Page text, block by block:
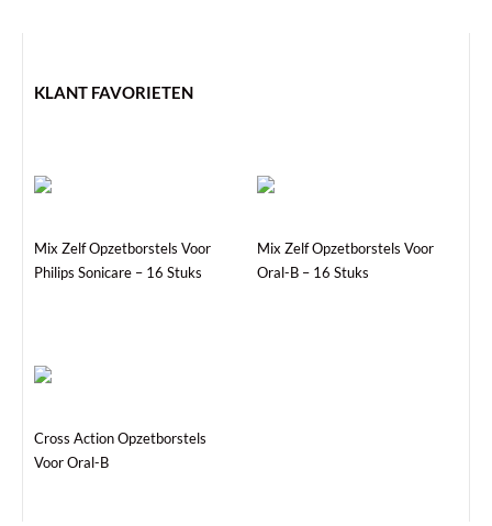
KLANT FAVORIETEN
Mix Zelf Opzetborstels Voor
Philips Sonicare – 16 Stuks
Mix Zelf Opzetborstels Voor
Oral-B – 16 Stuks
Cross Action Opzetborstels
Voor Oral-B
Dit
meerdere
variaties.